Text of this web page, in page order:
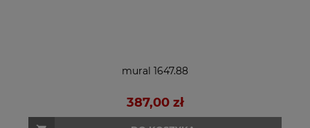
mural 1647.88
387,00 zł